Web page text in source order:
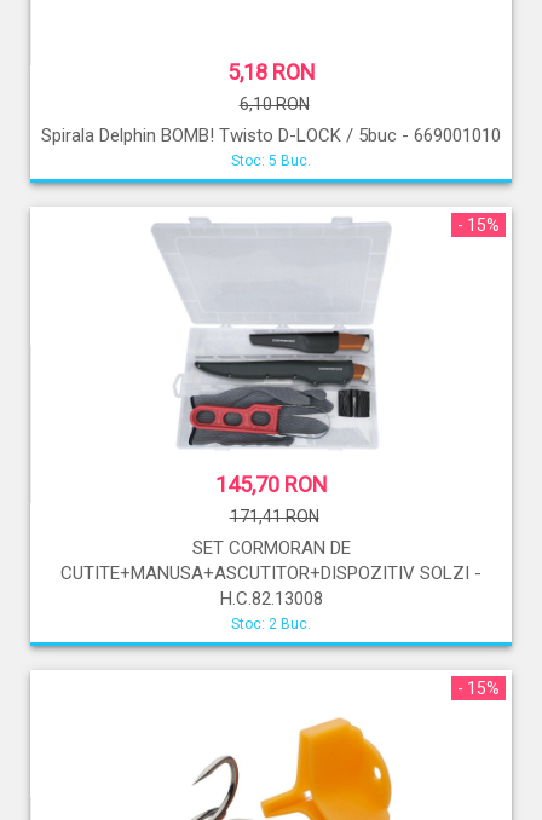
5,18 RON
6,10 RON
Spirala Delphin BOMB! Twisto D-LOCK / 5buc - 669001010
Stoc: 5 Buc.
- 15%
145,70 RON
171,41 RON
SET CORMORAN DE
CUTITE+MANUSA+ASCUTITOR+DISPOZITIV SOLZI -
H.C.82.13008
Stoc: 2 Buc.
- 15%